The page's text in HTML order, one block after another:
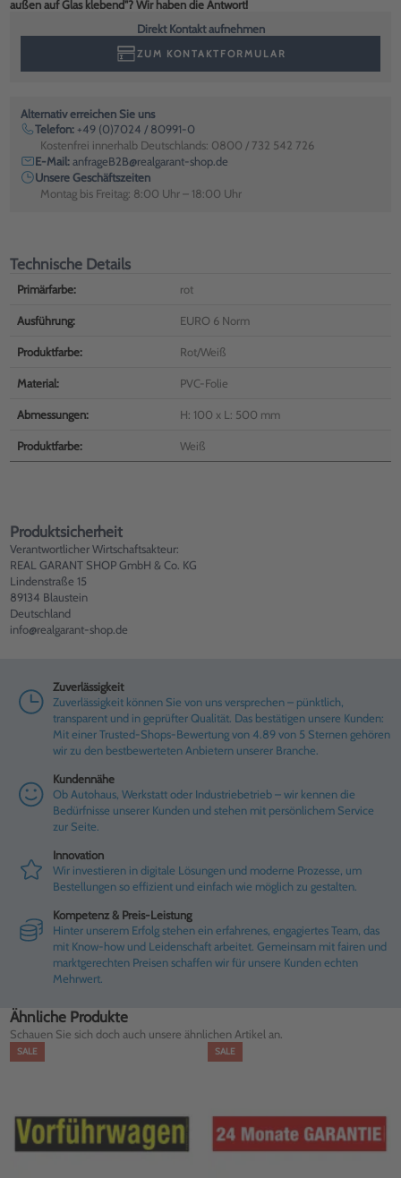
außen auf Glas klebend"? Wir haben die Antwort!
Direkt Kontakt aufnehmen
ZUM KONTAKTFORMULAR
Alternativ erreichen Sie uns
Telefon: +49 (0)7024 / 80991-0
Kostenfrei innerhalb Deutschlands: 0800 / 732 542 726
E-Mail:anfrageB2B@realgarant-shop.de
Unsere Geschäftszeiten
Montag bis Freitag: 8:00 Uhr – 18:00 Uhr
Technische Details
Primärfarbe: rot
Ausführung: EURO 6 Norm
Produktfarbe: Rot/Weiß
Material: PVC-Folie
Abmessungen: H: 100 x L: 500 mm
Produktfarbe: Weiß
Produktsicherheit
Verantwortlicher Wirtschaftsakteur:
REAL GARANT SHOP GmbH & Co. KG
Lindenstraße 15
89134 Blaustein
Deutschland
info@realgarant-shop.de
Zuverlässigkeit
Zuverlässigkeit können Sie von uns versprechen – pünktlich,
transparent und in geprüfter Qualität. Das bestätigen unsere Kunden:
Mit einer Trusted-Shops-Bewertung von 4.89 von 5 Sternen gehören
wir zu den bestbewerteten Anbietern unserer Branche.
Kundennähe
Ob Autohaus, Werkstatt oder Industriebetrieb – wir kennen die
Bedürfnisse unserer Kunden und stehen mit persönlichem Service
zur Seite.
Innovation
Wir investieren in digitale Lösungen und moderne Prozesse, um
Bestellungen so effizient und einfach wie möglich zu gestalten.
Kompetenz & Preis-Leistung
Hinter unserem Erfolg stehen ein erfahrenes, engagiertes Team, das
mit Know-how und Leidenschaft arbeitet. Gemeinsam mit fairen und
marktgerechten Preisen schaffen wir für unsere Kunden echten
Mehrwert.
Ähnliche Produkte
Schauen Sie sich doch auch unsere ähnlichen Artikel an.
SALE SALE